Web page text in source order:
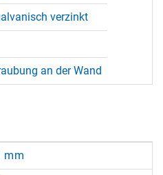
verzinkt
an der Wand
mm